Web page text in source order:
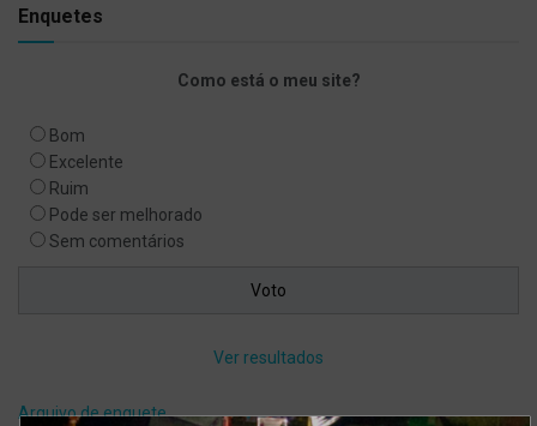
Enquetes
Como está o meu site?
Bom
Excelente
Ruim
Pode ser melhorado
Sem comentários
Ver resultados
Arquivo de enquete